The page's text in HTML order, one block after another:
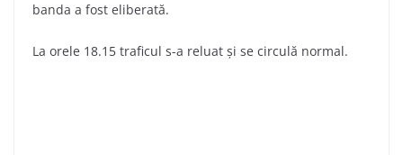
banda a fost eliberată.
La orele 18.15 traficul s-a reluat și se circulă normal.